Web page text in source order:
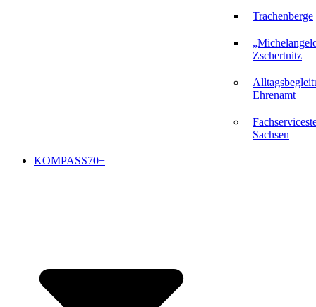
KOMPASS70+
Trachenberge
Zschertnitz
Ehrenamt
Sachsen